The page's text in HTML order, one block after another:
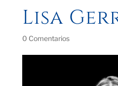
Lisa
0 Comentarios